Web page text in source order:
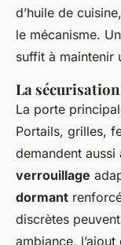
d’huile de
le mécanisme.
suffit à maintenir
La
La porte
Portails, grilles,
demandent aussi
verrouillage
dormant
discrètes
ambiance, l’ajout